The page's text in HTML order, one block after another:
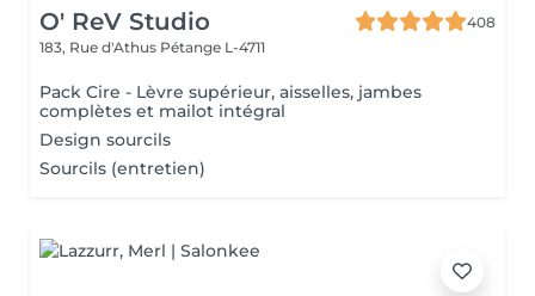
O' ReV Studio
408
183, Rue d'Athus Pétange L-4711
Pack Cire - Lèvre supérieur, aisselles, jambes
complètes et mailot intégral
Design sourcils
Sourcils (entretien)